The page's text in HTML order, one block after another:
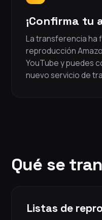
¡Confirma tu
La transferencia ha
reproducción
YouTube y puedes
nuevo servicio de
Qué se
Listas de